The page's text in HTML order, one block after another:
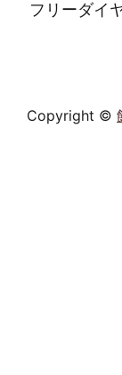
フリーダイ
Copyright ©